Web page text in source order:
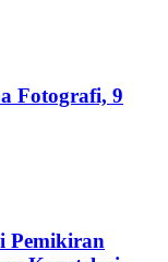
Fotografi, 9
Pemikiran